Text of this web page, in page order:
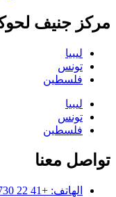
مركز جنيف
ليبيا
تونس
فلسطين
ليبيا
تونس
فلسطين
تواصل معنا
الهاتف: +41 22 730 94 00